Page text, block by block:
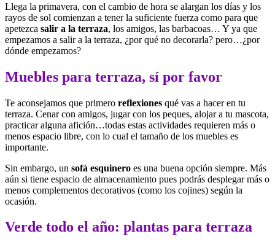
Llega la primavera, con el cambio de hora se alargan los días y los
rayos de sol comienzan a tener la suficiente fuerza como para que
apetezca salir a la terraza, los amigos, las barbacoas… Y ya que
empezamos a salir a la terraza, ¿por qué no decorarla? pero…¿por
dónde empezamos?
Muebles para terraza, sí por favor
Te aconsejamos que primero reflexiones qué vas a hacer en tu
terraza. Cenar con amigos, jugar con los peques, alojar a tu mascota,
practicar alguna afición…todas estas actividades requieren más o
menos espacio libre, con lo cual el tamaño de los muebles es
importante.
Sin embargo, un sofá esquinero es una buena opción siempre. Más
aún si tiene espacio de almacenamiento pues podrás desplegar más o
menos complementos decorativos (como los cojines) según la
ocasión.
Verde todo el año: plantas para terraza